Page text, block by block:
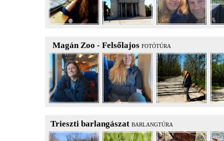
Magán Zoo - Felsőlajos FOTÓTÚRA
Trieszti barlangászat BARLANGTÚRA